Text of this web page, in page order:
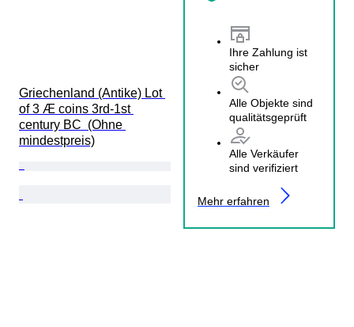
Ihre Zahlung ist
sicher
Alle Objekte sind
qualitätsgeprüft
Alle Verkäufer
sind verifiziert
Mehr erfahren
Griechenland (Antike) Lot
of 3 Æ coins 3rd-1st
century BC  (Ohne
mindestpreis)